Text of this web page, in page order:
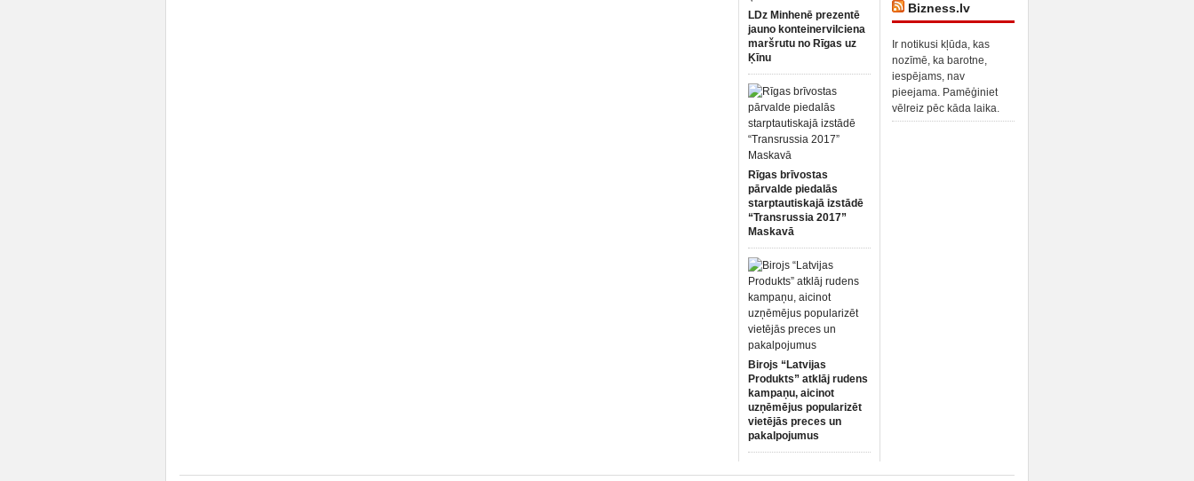
LDz Minhenē prezentē
jauno konteinervilciena
maršrutu no Rīgas uz
Ķīnu
Rīgas brīvostas
pārvalde piedalās
starptautiskajā izstādē
“Transrussia 2017”
Maskavā
Birojs “Latvijas
Produkts” atklāj rudens
kampaņu, aicinot
uzņēmējus popularizēt
vietējās preces un
pakalpojumus
Bizness.lv
Ir notikusi kļūda, kas
nozīmē, ka barotne,
iespējams, nav
pieejama. Pamēģiniet
vēlreiz pēc kāda laika.